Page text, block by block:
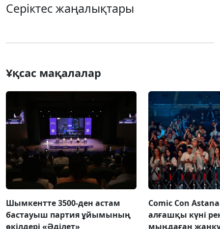
Серіктес жаңалықтары
Ұқсас мақалалар
Шымкентте 3500-ден астам
бастауыш партия ұйымының
өкілдері «Әділет»
Comic Con
алғашқы күні
мыңдаған